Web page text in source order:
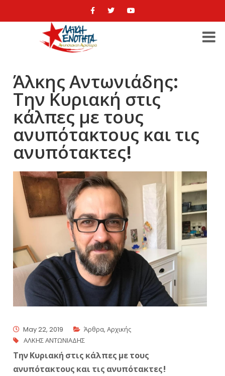
Άλκης Αντωνιάδης:
Την Κυριακή στις
κάλπες με τους
ανυπότακτους και τις
ανυπότακτες!
May 22, 2019 Άρθρα,Αρχικής
ΑΛΚΗΣ ΑΝΤΩΝΙΑΔΗΣ
Την Κυριακή στις κάλπες με τους
ανυπότακτους και τις ανυπότακτες!